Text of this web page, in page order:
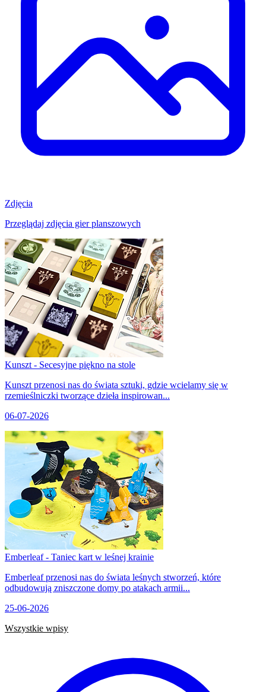
Zdjęcia
Przeglądaj zdjęcia gier planszowych
Kunszt - Secesyjne piękno na stole
Kunszt przenosi nas do świata sztuki, gdzie wcielamy się w
rzemieślniczki tworzące dzieła inspirowan...
06-07-2026
Emberleaf - Taniec kart w leśnej krainie
Emberleaf przenosi nas do świata leśnych stworzeń, które
odbudowują zniszczone domy po atakach armii...
25-06-2026
Wszystkie wpisy